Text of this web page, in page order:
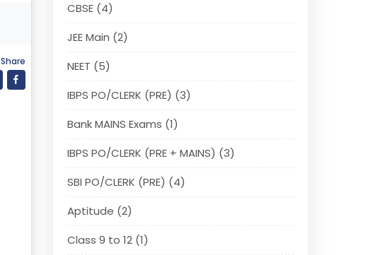
Share
CBSE (4)
JEE Main (2)
NEET (5)
IBPS PO/CLERK (PRE) (3)
Bank MAINS Exams (1)
IBPS PO/CLERK (PRE + MAINS) (3)
SBI PO/CLERK (PRE) (4)
Aptitude (2)
Class 9 to 12 (1)